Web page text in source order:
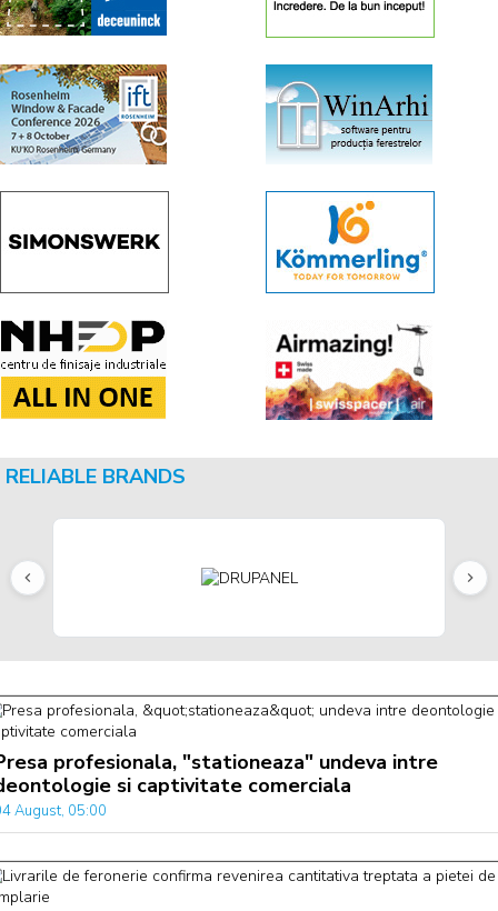
RELIABLE BRANDS
profesionala, "stationeaza" undeva intre
si captivitate comerciala
August, 05:00